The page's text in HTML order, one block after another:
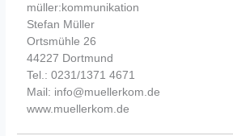
müller:kommunikation
Stefan Müller
Ortsmühle 26
44227 Dortmund
Tel.: 0231/1371 4671
Mail: info@muellerkom.de
www.muellerkom.de